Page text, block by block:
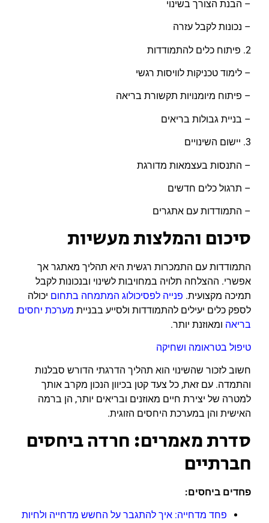
– הבנת הצורך בשינוי
– נכונות לקבל עזרה
2. פיתוח כלים להתמודדות
– לימוד טכניקות לוויסות רגשי
– פיתוח מיומנויות תקשורת בריאה
– בניית גבולות בריאים
3. יישום השינויים
– התנסות בעצמאות מדורגת
– תרגול כלים חדשים
– התמודדות עם אתגרים
סיכום והמלצות מעשיות
התמודדות עם התמכרות רגשית היא תהליך מאתגר אך
אפשרי. ההצלחה תלויה במחויבות לשינוי ובנכונות לקבל
תמיכה מקצועית. פנייה לפסיכולוג המתמחה בתחום יכולה
לספק כלים יעילים להתמודדות ולסייע בבניית מערכת יחסים
בריאה ומאוזנת יותר.
טיפול בטראומה ושחיקה
חשוב לזכור שהשינוי הוא תהליך הדרגתי הדורש סבלנות
והתמדה. עם זאת, כל צעד קטן בכיוון הנכון מקרב אותך
למטרה של יצירת חיים מאוזנים ובריאים יותר, הן ברמה
האישית והן במערכת היחסים הזוגית.
סדרת מאמרים: חרדה ביחסים
חברתיים
פחדים ביחסים:
פחד מדחייה: איך להתגבר על החשש מדחייה ולחיות